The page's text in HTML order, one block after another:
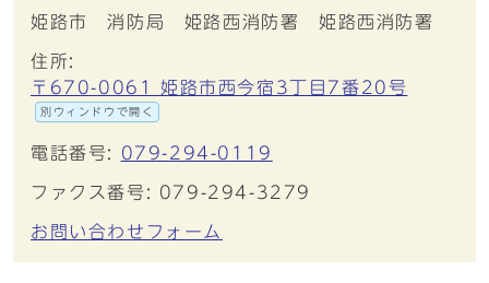
姫路市 消防局 姫路西消防署 姫路西消防署
住所:
〒670-0061 姫路市西今宿3丁目7番20号
別ウィンドウで開く
電話番号: 079-294-0119
ファクス番号: 079-294-3279
お問い合わせフォーム